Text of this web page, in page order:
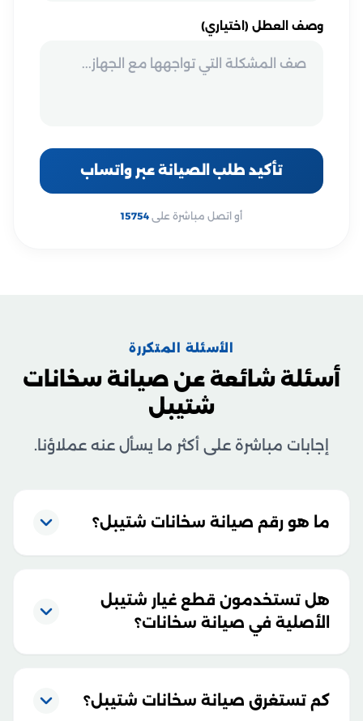
وصف العطل (اختياري)
تأكيد طلب الصيانة عبر واتساب
أو اتصل مباشرة على 15754
الأسئلة المتكررة
أسئلة شائعة عن صيانة سخانات
شتيبل
إجابات مباشرة على أكثر ما يسأل عنه عملاؤنا.
ما هو رقم صيانة سخانات شتيبل؟
هل تستخدمون قطع غيار شتيبل
الأصلية في صيانة سخانات؟
كم تستغرق صيانة سخانات شتيبل؟